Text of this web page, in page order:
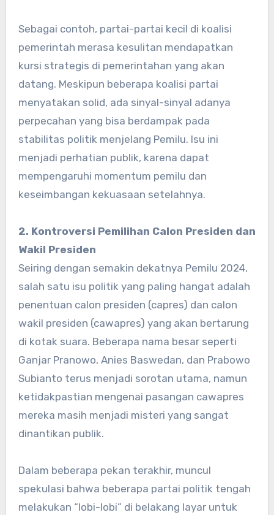
Sebagai contoh, partai-partai kecil di koalisi
pemerintah merasa kesulitan mendapatkan
kursi strategis di pemerintahan yang akan
datang. Meskipun beberapa koalisi partai
menyatakan solid, ada sinyal-sinyal adanya
perpecahan yang bisa berdampak pada
stabilitas politik menjelang Pemilu. Isu ini
menjadi perhatian publik, karena dapat
mempengaruhi momentum pemilu dan
keseimbangan kekuasaan setelahnya.
2. Kontroversi Pemilihan Calon Presiden dan
Wakil Presiden
Seiring dengan semakin dekatnya Pemilu 2024,
salah satu isu politik yang paling hangat adalah
penentuan calon presiden (capres) dan calon
wakil presiden (cawapres) yang akan bertarung
di kotak suara. Beberapa nama besar seperti
Ganjar Pranowo, Anies Baswedan, dan Prabowo
Subianto terus menjadi sorotan utama, namun
ketidakpastian mengenai pasangan cawapres
mereka masih menjadi misteri yang sangat
dinantikan publik.
Dalam beberapa pekan terakhir, muncul
spekulasi bahwa beberapa partai politik tengah
melakukan “lobi-lobi” di belakang layar untuk